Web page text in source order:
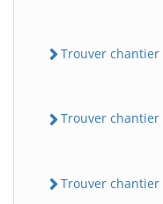
Trouver chantier
Trouver chantier
Trouver chantier